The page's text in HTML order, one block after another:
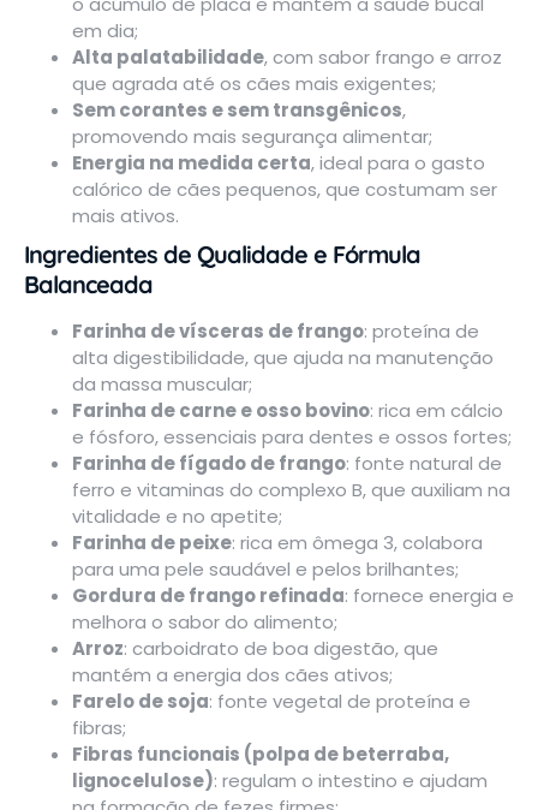
em dia;
Alta palatabilidade, com sabor frango e arroz
que agrada até os cães mais exigentes;
Sem corantes e sem transgênicos,
promovendo mais segurança alimentar;
Energia na medida certa, ideal para o gasto
calórico de cães pequenos, que costumam ser
mais ativos.
Ingredientes de Qualidade e Fórmula
Balanceada
Farinha de vísceras de frango: proteína de
alta digestibilidade, que ajuda na manutenção
da massa muscular;
Farinha de carne e osso bovino: rica em cálcio
e fósforo, essenciais para dentes e ossos fortes;
Farinha de fígado de frango: fonte natural de
ferro e vitaminas do complexo B, que auxiliam na
vitalidade e no apetite;
Farinha de peixe: rica em ômega 3, colabora
para uma pele saudável e pelos brilhantes;
Gordura de frango refinada: fornece energia e
melhora o sabor do alimento;
Arroz: carboidrato de boa digestão, que
mantém a energia dos cães ativos;
Farelo de soja: fonte vegetal de proteína e
fibras;
Fibras funcionais (polpa de beterraba,
lignocelulose): regulam o intestino e ajudam